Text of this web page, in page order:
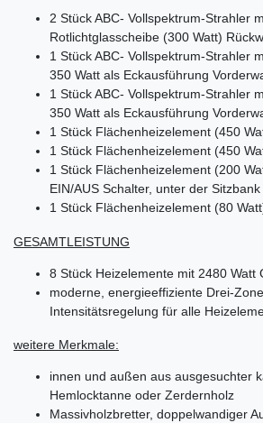
2 Stück ABC- Vollspektrum-Strahler
Rotlichtglasscheibe (300 Watt)
1 Stück ABC- Vollspektrum-Strahler
350 Watt als Eckausführung
1 Stück ABC- Vollspektrum-Strahler
350 Watt als Eckausführung
1 Stück Flächenheizelement (450
1 Stück Flächenheizelement (450
1 Stück Flächenheizelement (200
EIN/AUS Schalter, unter der Sitzbank
1 Stück Flächenheizelement (80
GESAMTLEISTUNG
8 Stück Heizelemente mit 2480 Watt
moderne, energieeffiziente Drei-
Intensitätsregelung für alle
weitere Merkmale:
innen und außen aus ausgesuchter
Hemlocktanne oder Zerdernholz
Massivholzbretter, doppelwandiger